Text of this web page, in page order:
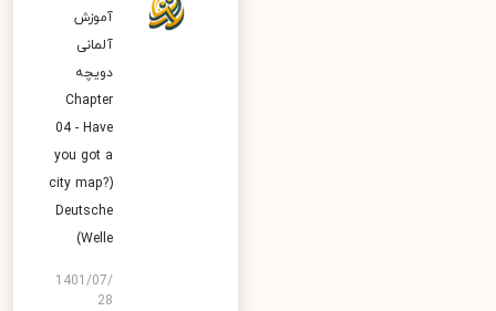
آموزش
آلمانی
دویچه
Chapter
04 - Have
you got a
city map?)
Deutsche
Welle)
1401/07/
28